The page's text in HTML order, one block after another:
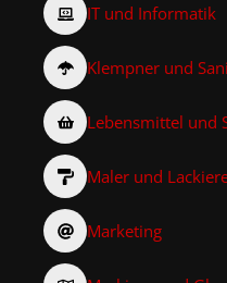
IT und Informatik
Klempner und
Lebensmittel und
Maler und
Marketing